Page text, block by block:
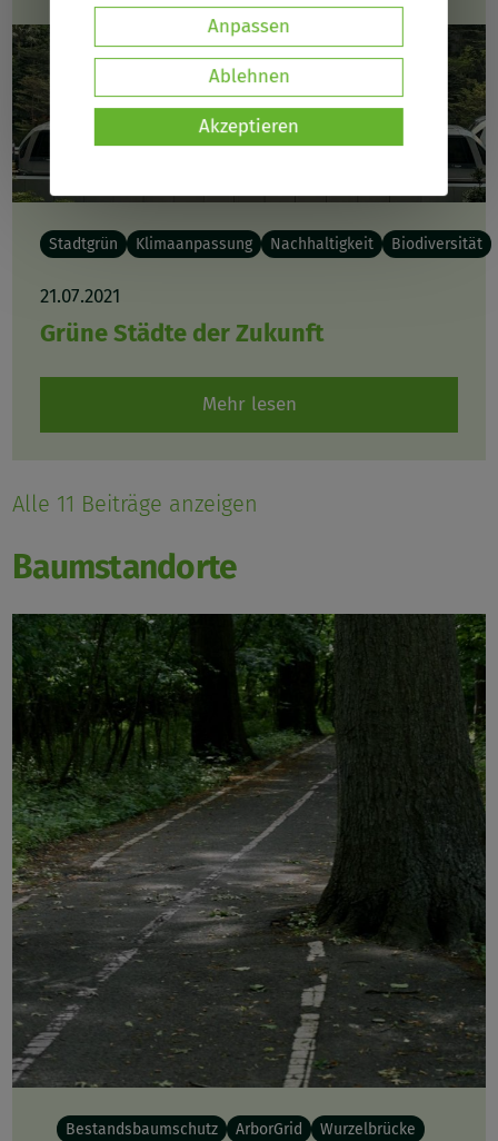
Stadtgrün Klimaanpassung Nachhaltigkeit Biodiversität
21.07.2021
Grüne Städte der Zukunft
Mehr lesen
Alle 11 Beiträge anzeigen
Baumstandorte
Bestandsbaumschutz ArborGrid Wurzelbrücke
und
Cookies
Anpassen
Ablehnen
Akzeptieren